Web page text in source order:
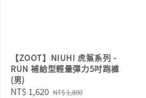
【ZOOT】NIUHI 虎鯊系列 -
RUN 補給型輕量彈力5吋跑褲
(男)
Sale
NT$ 1,620 Regular
NT$ 1,800